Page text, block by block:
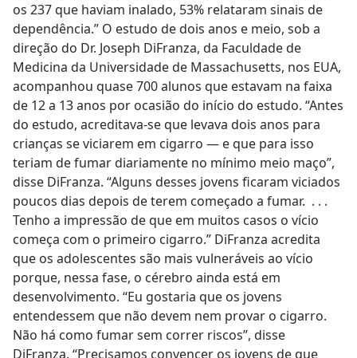
os 237 que haviam inalado, 53% relataram sinais de
dependência.” O estudo de dois anos e meio, sob a
direção do Dr. Joseph DiFranza, da Faculdade de
Medicina da Universidade de Massachusetts, nos EUA,
acompanhou quase 700 alunos que estavam na faixa
de 12 a 13 anos por ocasião do início do estudo. “Antes
do estudo, acreditava-se que levava dois anos para
crianças se viciarem em cigarro — e que para isso
teriam de fumar diariamente no mínimo meio maço”,
disse DiFranza. “Alguns desses jovens ficaram viciados
poucos dias depois de terem começado a fumar. . . .
Tenho a impressão de que em muitos casos o vício
começa com o primeiro cigarro.” DiFranza acredita
que os adolescentes são mais vulneráveis ao vício
porque, nessa fase, o cérebro ainda está em
desenvolvimento. “Eu gostaria que os jovens
entendessem que não devem nem provar o cigarro.
Não há como fumar sem correr riscos”, disse
DiFranza. “Precisamos convencer os jovens de que